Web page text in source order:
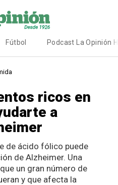
Fútbol Podcast La Opinión
ricos en
a
de ácido fólico puede
de Alzheimer. Una
un gran número de
y que afecta la